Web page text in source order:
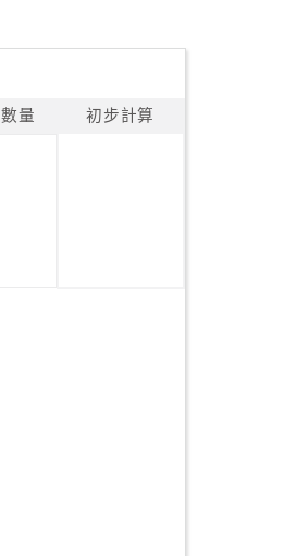
數量 初步計算